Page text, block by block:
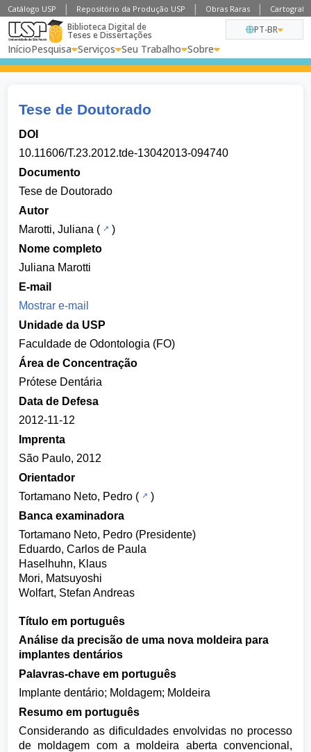
Catálogo USP Repositório da Produção USP Obras Raras
Biblioteca Digital de
Teses e Dissertações
InícioPesquisa Serviços Seu Trabalho Sobre
PT-BR
Tese de Doutorado
DOI
10.11606/T.23.2012.tde-13042013-094740
Documento
Tese de Doutorado
Autor
Marotti, Juliana (
)
Nome completo
Juliana Marotti
E-mail
Mostrar e-mail
Unidade da USP
Faculdade de Odontologia (FO)
Área de Concentração
Prótese Dentária
Data de Defesa
2012-11-12
Imprenta
São Paulo, 2012
Orientador
Tortamano Neto, Pedro (
)
Banca examinadora
Tortamano Neto, Pedro (Presidente)
Eduardo, Carlos de Paula
Haselhuhn, Klaus
Mori, Matsuyoshi
Wolfart, Stefan Andreas
Título em português
Análise da precisão de uma nova moldeira para
implantes dentários
Palavras-chave em português
Implante dentário; Moldagem; Moldeira
Resumo em português
Considerando as dificuldades envolvidas no processo
de moldagem com a moldeira aberta convencional,